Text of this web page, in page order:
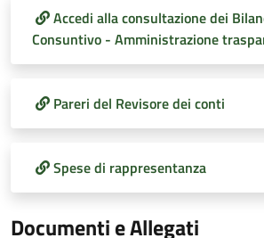
Accedi alla consultazione dei
Consuntivo - Amministrazione
Pareri del Revisore dei conti
Spese di rappresentanza
Documenti e Allegati